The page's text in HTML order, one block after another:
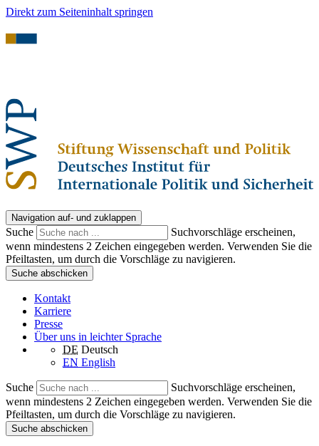
Direkt zum Seiteninhalt springen
Navigation auf- und zuklappen
Suche
Suchvorschläge erscheinen,
wenn mindestens 2 Zeichen eingegeben werden. Verwenden Sie die
Pfeiltasten, um durch die Vorschläge zu navigieren.
Suche abschicken
Kontakt
Karriere
Presse
Über uns in leichter Sprache
DE Deutsch
EN English
Suche
Suchvorschläge erscheinen,
wenn mindestens 2 Zeichen eingegeben werden. Verwenden Sie die
Pfeiltasten, um durch die Vorschläge zu navigieren.
Suche abschicken